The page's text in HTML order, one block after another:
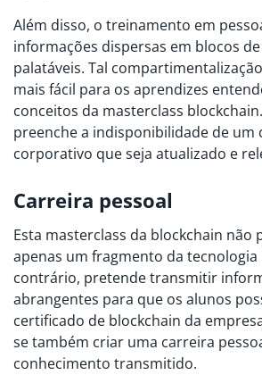
Além disso, o treinamento em
informações dispersas em blocos
palatáveis. Tal
mais fácil para os aprendizes
conceitos da masterclass
preenche a indisponibilidade de um
corporativo que seja atualizado e
Carreira pessoal
Esta masterclass da blockchain não
apenas um fragmento da tecnologia
contrário, pretende transmitir
abrangentes para que os alunos
certificado de blockchain da
se também criar uma carreira
conhecimento transmitido.